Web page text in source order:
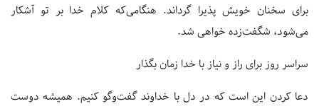
برای سخنان خویش پذیرا گرداند. هنگامی‌که کلام خدا بر تو آشکار
می‌شود، شگفت‌زده خواهی شد.
سراسر روز برای راز و نیاز با خدا زمان بگذار
دعا کردن این است که در دل با خداوند گفت‌وگو کنیم. همیشه دوست